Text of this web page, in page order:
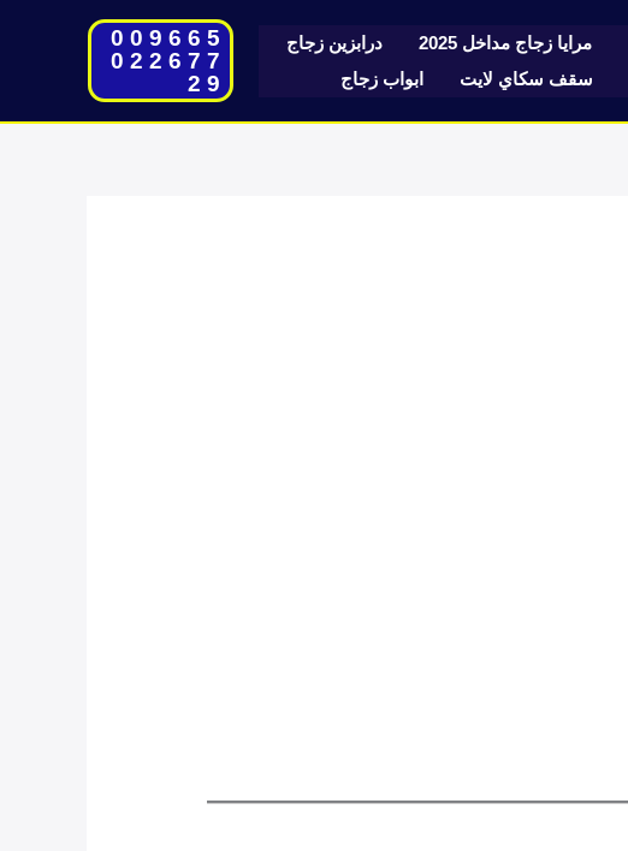
مرايا زجاج مداخل 2025
درابزين زجاج
سقف سكاي لايت ابواب زجاج
009665
022677
29